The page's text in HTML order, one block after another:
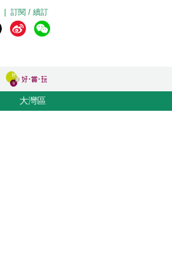
訂閱 / 續訂
大灣區